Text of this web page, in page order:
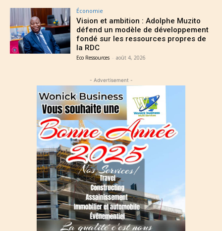
Économie
Vision et ambition : Adolphe Muzito
défend un modèle de développement
fondé sur les ressources propres de
la RDC
Eco Ressources - août 4, 2026
- Advertisement -